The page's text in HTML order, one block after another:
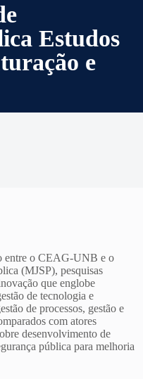
Estudos
e
entre o CEAG-UNB e o
(MJSP), pesquisas
que englobe
de tecnologia e
de processos, gestão e
com atores
desenvolvimento de
pública para melhoria